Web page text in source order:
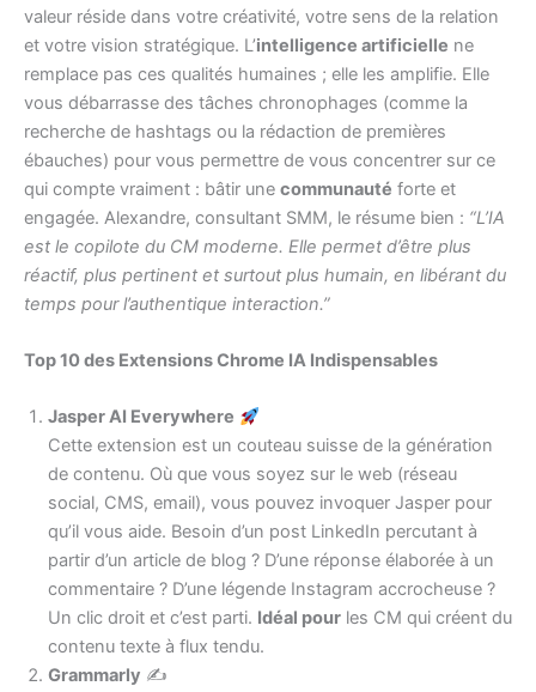
valeur réside dans votre créativité, votre sens de la relation
et votre vision stratégique. L’intelligence artificielle ne
remplace pas ces qualités humaines ; elle les amplifie. Elle
vous débarrasse des tâches chronophages (comme la
recherche de hashtags ou la rédaction de premières
ébauches) pour vous permettre de vous concentrer sur ce
qui compte vraiment : bâtir une communauté forte et
engagée. Alexandre, consultant SMM, le résume bien : “L’IA
est le copilote du CM moderne. Elle permet d’être plus
réactif, plus pertinent et surtout plus humain, en libérant du
temps pour l’authentique interaction.”
Top 10 des Extensions Chrome IA Indispensables
Jasper AI Everywhere
Cette extension est un couteau suisse de la génération
de contenu. Où que vous soyez sur le web (réseau
social, CMS, email), vous pouvez invoquer Jasper pour
qu’il vous aide. Besoin d’un post LinkedIn percutant à
partir d’un article de blog ? D’une réponse élaborée à un
commentaire ? D’une légende Instagram accrocheuse ?
Un clic droit et c’est parti. Idéal pour les CM qui créent du
contenu texte à flux tendu.
Grammarly ✍️